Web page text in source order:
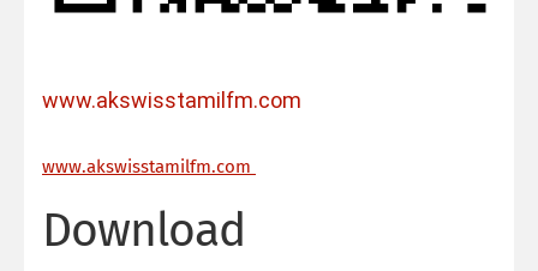
www.akswisstamilfm.com
www.akswisstamilfm.com
Download